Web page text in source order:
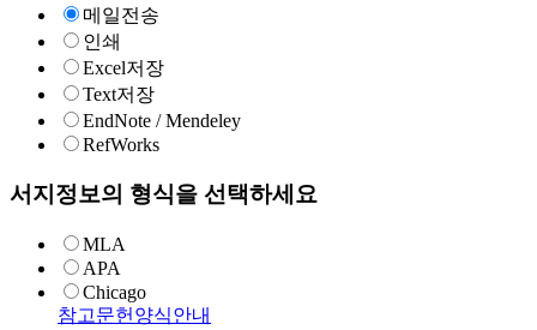
메일전송
인쇄
Excel저장
Text저장
EndNote / Mendeley
RefWorks
서지정보의 형식을 선택하세요
MLA
APA
Chicago
참고문헌양식안내